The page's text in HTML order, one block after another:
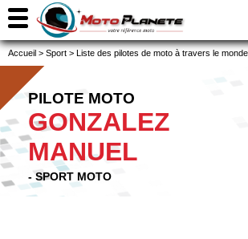
Accueil > Sport > Liste des pilotes de moto à travers le monde
PILOTE MOTO
GONZALEZ
MANUEL
- SPORT MOTO